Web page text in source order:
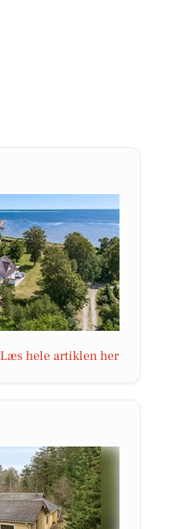
Læs hele artiklen her